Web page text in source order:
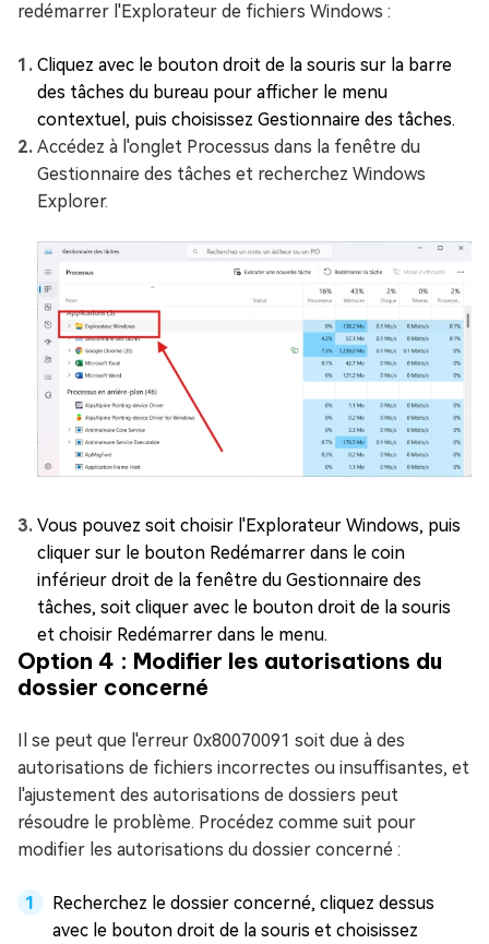
redémarrer l'Explorateur de fichiers Windows :
Cliquez avec le bouton droit de la souris sur la barre
des tâches du bureau pour afficher le menu
contextuel, puis choisissez Gestionnaire des tâches.
Accédez à l'onglet Processus dans la fenêtre du
Gestionnaire des tâches et recherchez Windows
Explorer.
Vous pouvez soit choisir l'Explorateur Windows, puis
cliquer sur le bouton Redémarrer dans le coin
inférieur droit de la fenêtre du Gestionnaire des
tâches, soit cliquer avec le bouton droit de la souris
et choisir Redémarrer dans le menu.
Option 4 : Modifier les autorisations du
dossier concerné
Il se peut que l'erreur 0x80070091 soit due à des
autorisations de fichiers incorrectes ou insuffisantes, et
l'ajustement des autorisations de dossiers peut
résoudre le problème. Procédez comme suit pour
modifier les autorisations du dossier concerné :
Recherchez le dossier concerné, cliquez dessus
avec le bouton droit de la souris et choisissez